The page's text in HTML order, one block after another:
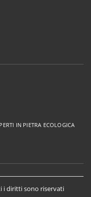
IN PIETRA ECOLOGICA
i diritti sono riservati